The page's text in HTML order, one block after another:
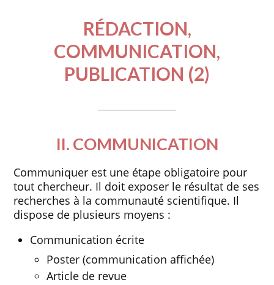
RÉDACTION,
COMMUNICATION,
PUBLICATION (2)
II. COMMUNICATION
Communiquer est une étape obligatoire pour
tout chercheur. Il doit exposer le résultat de ses
recherches à la communauté scientifique. Il
dispose de plusieurs moyens :
Communication écrite
Poster (communication affichée)
Article de revue